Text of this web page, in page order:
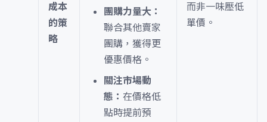
成本
的策
略
團購力量大：
聯合其他賣家
團購，獲得更
優惠價格。
關注市場動
態： 在價格低
點時提前預
而非一味壓低
單價。